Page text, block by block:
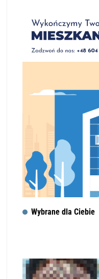
Wybrane dla Ciebie